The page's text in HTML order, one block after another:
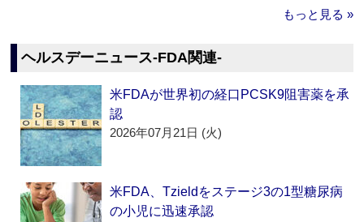
もっと見る »
ヘルスデーニュース‐FDA関連‐
米FDAが世界初の経口PCSK9阻害薬を承
認
2026年07月21日 (火)
米FDA、Tzieldをステージ3の1型糖尿病
の小児に迅速承認